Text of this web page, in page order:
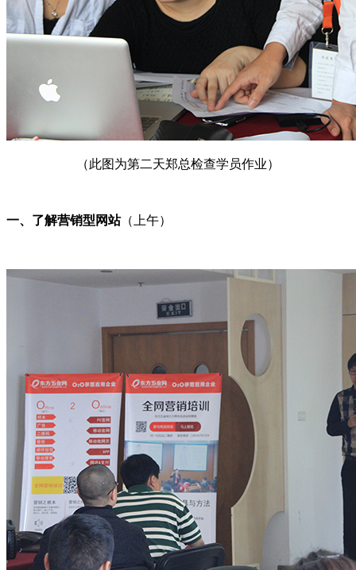
（此图为第二天郑总检查学员作业）
一、了解营销型网站（上午）